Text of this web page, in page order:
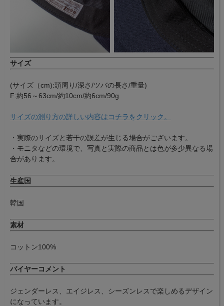
サイズ
(サイズ（cm):頭周り/深さ/ツバの長さ/重量)
F:約56～63cm/約10cm/約6cm/90g
サイズの測り方の詳しい内容はコチラをクリック。
・実際のサイズと若干の誤差が生じる場合がございます。
・モニタなどの環境で、写真と実際の商品とは色が多少異なる場
合があります。
生産国
韓国
素材
コットン100%
バイヤーコメント
ジェンダーレス、エイジレス、シーズンレスで楽しめるデザイン
になっています。